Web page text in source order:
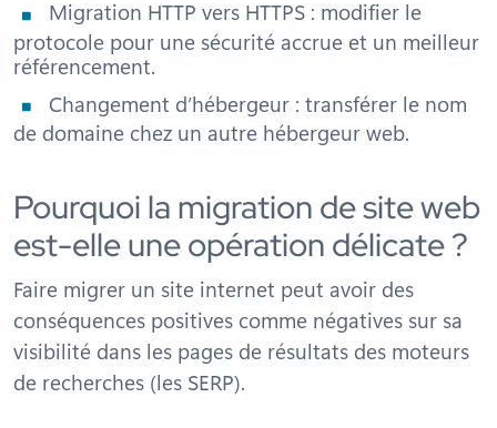
Migration HTTP vers HTTPS : modifier le
protocole pour une sécurité accrue et un meilleur
référencement.
Changement d’hébergeur : transférer le nom
de domaine chez un autre hébergeur web.
Pourquoi la migration de site web
est-elle une opération délicate ?
Faire migrer un site internet peut avoir des
conséquences positives comme négatives sur sa
visibilité dans les pages de résultats des moteurs
de recherches (les SERP).